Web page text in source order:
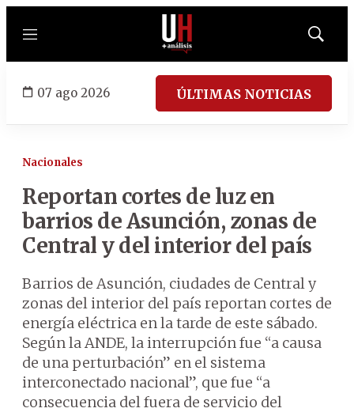
Menú
Mostrar
07 ago 2026 ÚLTIMAS NOTICIAS
Nacionales
Reportan cortes de luz en
barrios de Asunción, zonas de
Central y del interior del país
Barrios de Asunción, ciudades de Central y
zonas del interior del país reportan cortes de
energía eléctrica en la tarde de este sábado.
Según la ANDE, la interrupción fue “a causa
de una perturbación” en el sistema
interconectado nacional”, que fue “a
consecuencia del fuera de servicio del